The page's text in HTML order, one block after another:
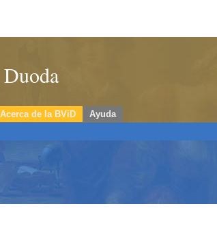
Acerca de la BViD Ayuda